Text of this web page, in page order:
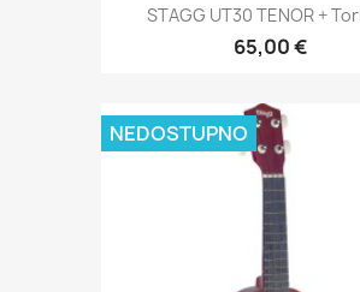
STAGG UT30 TENOR +
65,00 €
NEDOSTUPNO